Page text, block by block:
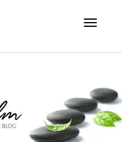
Avaa
valikko